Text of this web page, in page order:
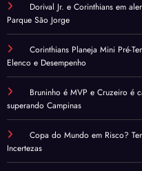
Dorival Jr. e Corinthians em
Parque São Jorge
Corinthians Planeja Mini Pré-
Elenco e Desempenho
Bruninho é MVP e Cruzeiro é
superando Campinas
Copa do Mundo em Risco?
Incertezas